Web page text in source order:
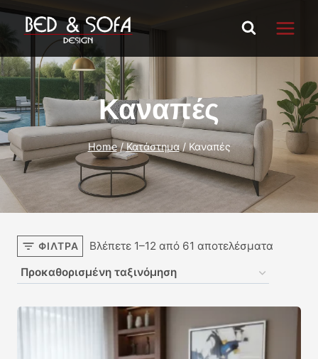
Skip
to
content
Καναπές
Home / Κατάστημα / Καναπές
ΦΊΛΤΡΑ Βλέπετε 1–12 από 61 αποτελέσματα